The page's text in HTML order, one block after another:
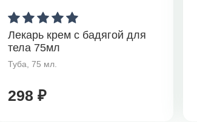
Лекарь крем с бадягой для
тела 75мл
Туба, 75 мл.
298 ₽